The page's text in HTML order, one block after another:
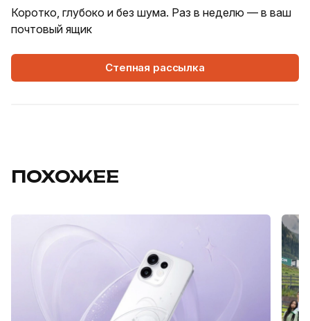
Коротко, глубоко и без шума. Раз в неделю — в ваш
почтовый ящик
Степная рассылка
ПОХОЖЕЕ